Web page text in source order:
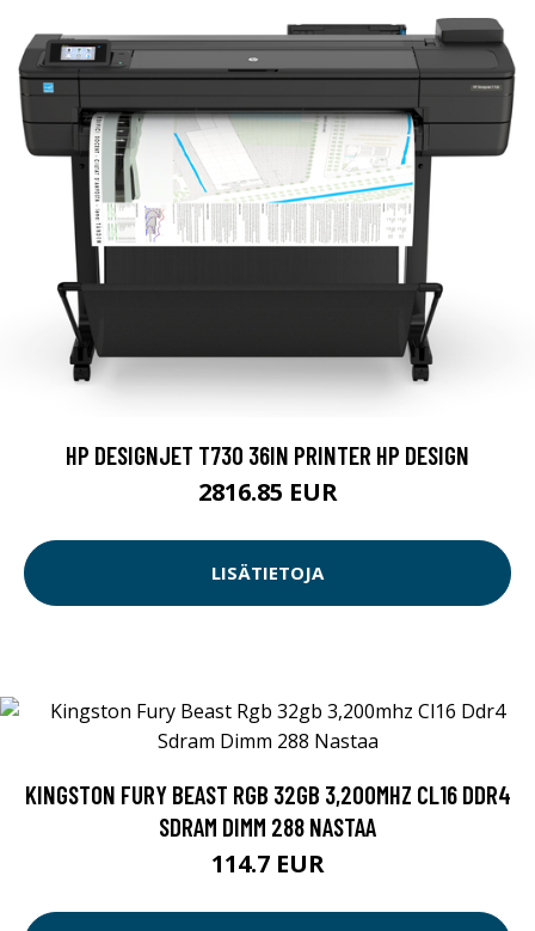
HP DESIGNJET T730 36IN PRINTER HP DESIGN
2816.85 EUR
LISÄTIETOJA
KINGSTON FURY BEAST RGB 32GB 3,200MHZ CL16 DDR4
SDRAM DIMM 288 NASTAA
114.7 EUR